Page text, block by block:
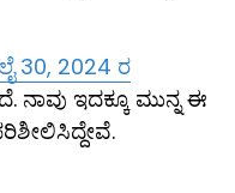
30, 2024 ರ
ಇದಕ್ಕೂ ಮುನ್ನ ಈ